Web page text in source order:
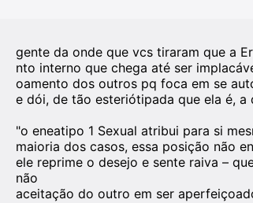
gente da onde que vcs tiraram que a
nto interno que chega até ser
oamento dos outros pq foca em se
e dói, de tão esteriótipada que ela é, a
"o eneatipo 1 Sexual atribui para si
maioria dos casos, essa posição não
ele reprime o desejo e sente raiva –
não
aceitação do outro em ser